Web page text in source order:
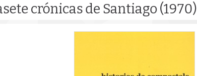
crónicas de Santiago (1970)